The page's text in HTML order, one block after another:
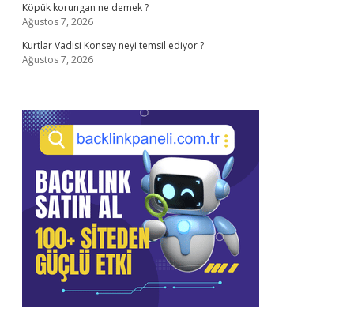
Köpük korungan ne demek ?
Ağustos 7, 2026
Kurtlar Vadisi Konsey neyi temsil ediyor ?
Ağustos 7, 2026